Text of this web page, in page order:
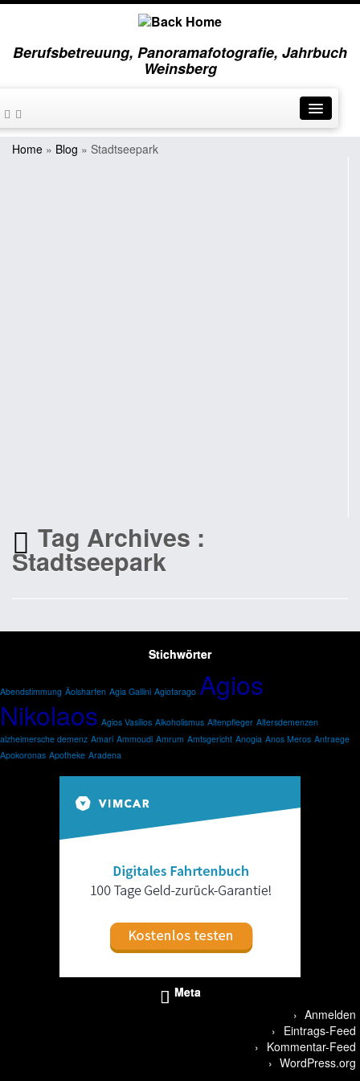
Berufsbetreuung, Panoramafotografie, Jahrbuch
Weinsberg
Home » Blog » Stadtseepark
Tag Archives :
Stadtseepark
Stichwörter
Abendstimmung Äolsharfen Agia Gallini Agiofarago Agios
Nikolaos Agios Vasilios Alkoholismus Altenpfleger Altersdemenzen
alzheimersche demenz Amari Ammoudi Amrum Amtsgericht Anogia Anos Meros Antraege
Apokoronas Apotheke Aradena
Meta
Anmelden
Eintrags-Feed
Kommentar-Feed
WordPress.org